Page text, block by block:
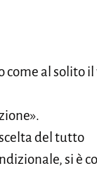
come al solito
del tutto
si è